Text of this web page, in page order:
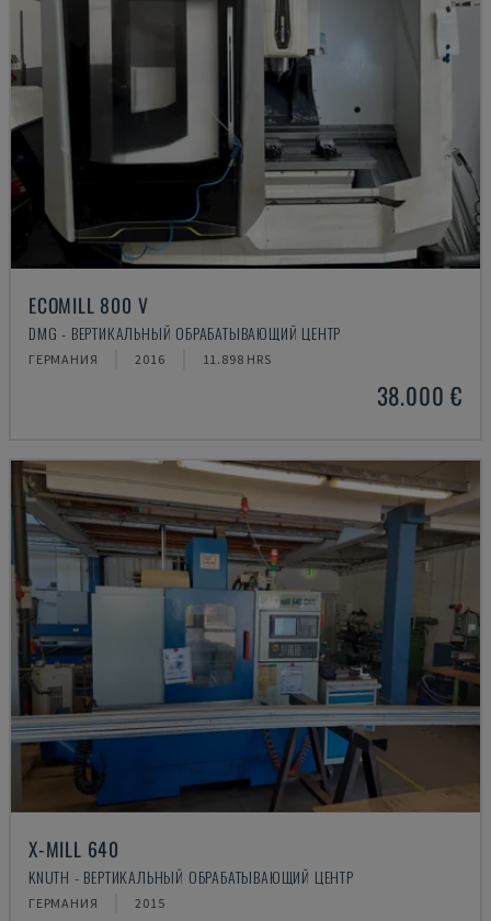
ECOMILL 800 V
DMG - ВЕРТИКАЛЬНЫЙ ОБРАБАТЫВАЮЩИЙ ЦЕНТР
ГЕРМАНИЯ 2016 11.898 HRS
38.000 €
X-MILL 640
KNUTH - ВЕРТИКАЛЬНЫЙ ОБРАБАТЫВАЮЩИЙ ЦЕНТР
ГЕРМАНИЯ 2015